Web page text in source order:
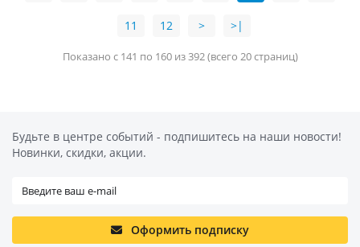
11 12 > >|
Показано с 141 по 160 из 392 (всего 20 страниц)
Будьте в центре событий - подпишитесь на наши новости!
Новинки, скидки, акции.
Оформить подписку